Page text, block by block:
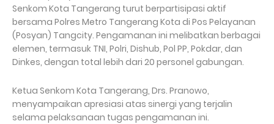
Senkom Kota Tangerang turut berpartisipasi aktif
bersama Polres Metro Tangerang Kota di Pos Pelayanan
(Posyan) Tangcity. Pengamanan ini melibatkan berbagai
elemen, termasuk TNI, Polri, Dishub, Pol PP, Pokdar, dan
Dinkes, dengan total lebih dari 20 personel gabungan.
Ketua Senkom Kota Tangerang, Drs. Pranowo,
menyampaikan apresiasi atas sinergi yang terjalin
selama pelaksanaan tugas pengamanan ini.